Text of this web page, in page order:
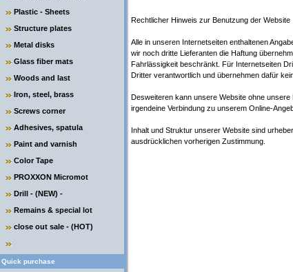
Plastic - Sheets
Structure plates
Metal disks
Glass fiber mats
Woods and last
Iron, steel, brass
Screws corner
Adhesives, spatula
Paint and varnish
Color Tape
PROXXON Micromot
Drill - (NEW) -
Remains & special lot
close out sale - (HOT)
Quick purchase
Rechtlicher Hinweis zur Benutzung der Website
Alle in unseren Internetseiten enthaltenen
wir noch dritte Lieferanten die Haftung
Fahrlässigkeit beschränkt. Für Internetseiten
Dritter verantwortlich und übernehmen dafür
Desweiteren kann unsere Website ohne
irgendeine Verbindung zu unserem Online-
Inhalt und Struktur unserer Website sind
ausdrücklichen vorherigen Zustimmung.